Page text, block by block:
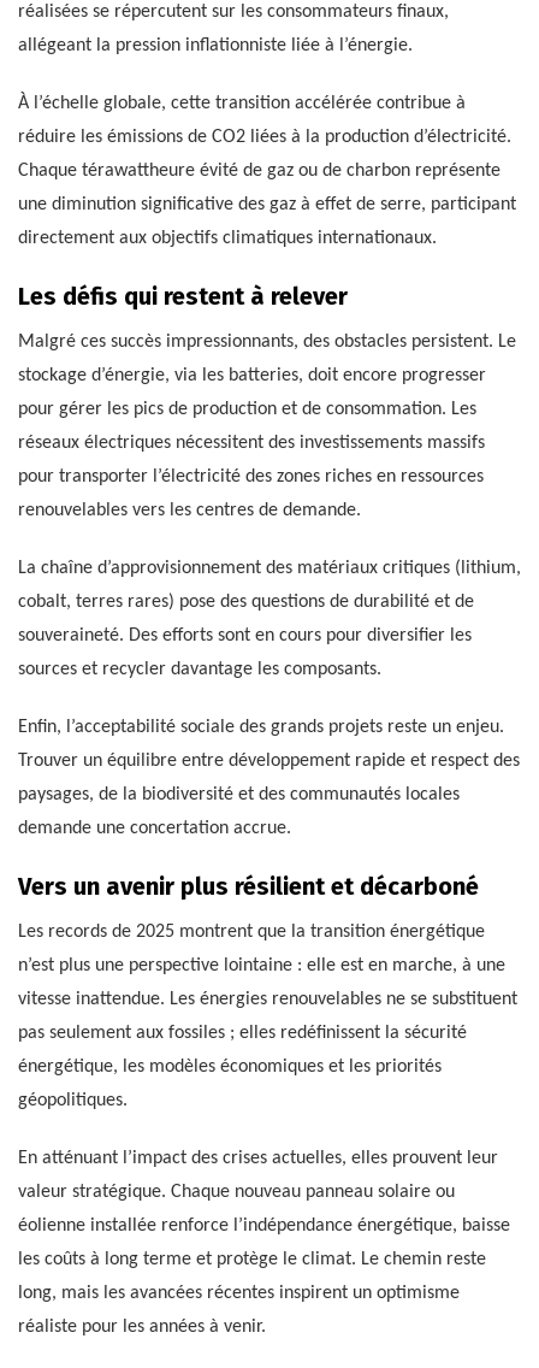
réalisées se répercutent sur les consommateurs finaux,
allégeant la pression inflationniste liée à l’énergie.
À l’échelle globale, cette transition accélérée contribue à
réduire les émissions de CO2 liées à la production d’électricité.
Chaque térawattheure évité de gaz ou de charbon représente
une diminution significative des gaz à effet de serre, participant
directement aux objectifs climatiques internationaux.
Les défis qui restent à relever
Malgré ces succès impressionnants, des obstacles persistent. Le
stockage d’énergie, via les batteries, doit encore progresser
pour gérer les pics de production et de consommation. Les
réseaux électriques nécessitent des investissements massifs
pour transporter l’électricité des zones riches en ressources
renouvelables vers les centres de demande.
La chaîne d’approvisionnement des matériaux critiques (lithium,
cobalt, terres rares) pose des questions de durabilité et de
souveraineté. Des efforts sont en cours pour diversifier les
sources et recycler davantage les composants.
Enfin, l’acceptabilité sociale des grands projets reste un enjeu.
Trouver un équilibre entre développement rapide et respect des
paysages, de la biodiversité et des communautés locales
demande une concertation accrue.
Vers un avenir plus résilient et décarboné
Les records de 2025 montrent que la transition énergétique
n’est plus une perspective lointaine : elle est en marche, à une
vitesse inattendue. Les énergies renouvelables ne se substituent
pas seulement aux fossiles ; elles redéfinissent la sécurité
énergétique, les modèles économiques et les priorités
géopolitiques.
En atténuant l’impact des crises actuelles, elles prouvent leur
valeur stratégique. Chaque nouveau panneau solaire ou
éolienne installée renforce l’indépendance énergétique, baisse
les coûts à long terme et protège le climat. Le chemin reste
long, mais les avancées récentes inspirent un optimisme
réaliste pour les années à venir.